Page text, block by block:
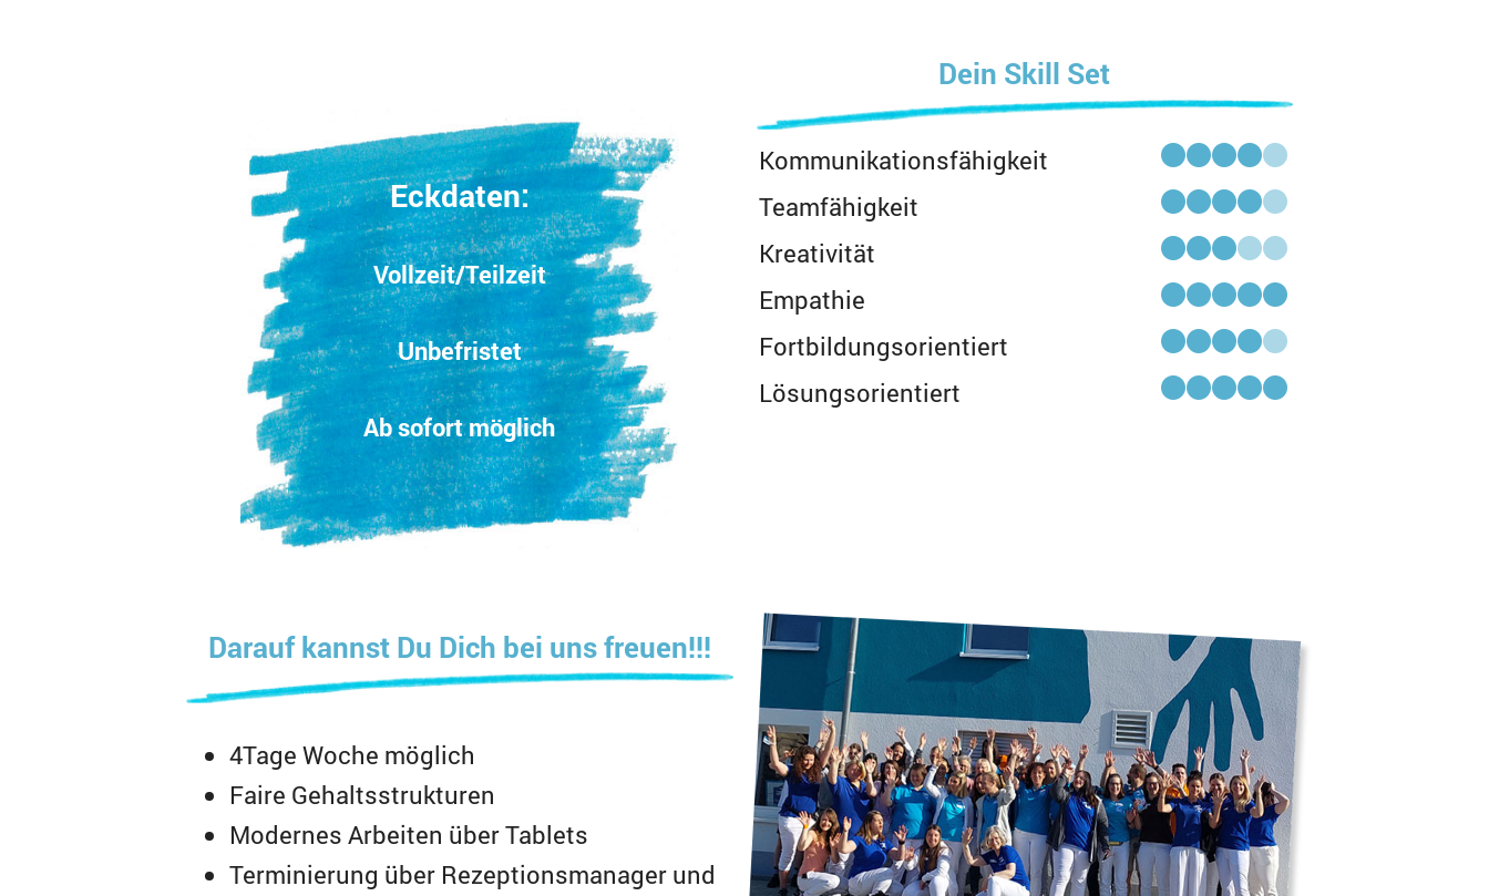
Eckdaten:
Vollzeit/Teilzeit
Unbefristet
Ab sofort möglich
Dein Skill Set
Kommunikationsfähigkeit
Teamfähigkeit
Kreativität
Empathie
Fortbildungsorientiert
Lösungsorientiert
Darauf kannst Du Dich bei uns freuen!!!
4Tage Woche möglich
Faire Gehaltsstrukturen
Modernes Arbeiten über Tablets
Terminierung über Rezeptionsmanager und